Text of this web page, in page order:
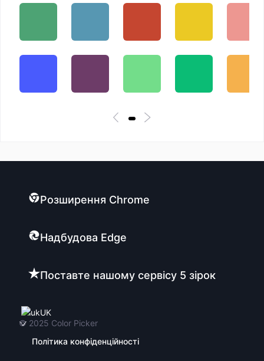
Розширення Chrome
Надбудова Edge
Поставте нашому сервісу 5 зірок
UK
© 2025 Color Picker
Політика конфіденційності